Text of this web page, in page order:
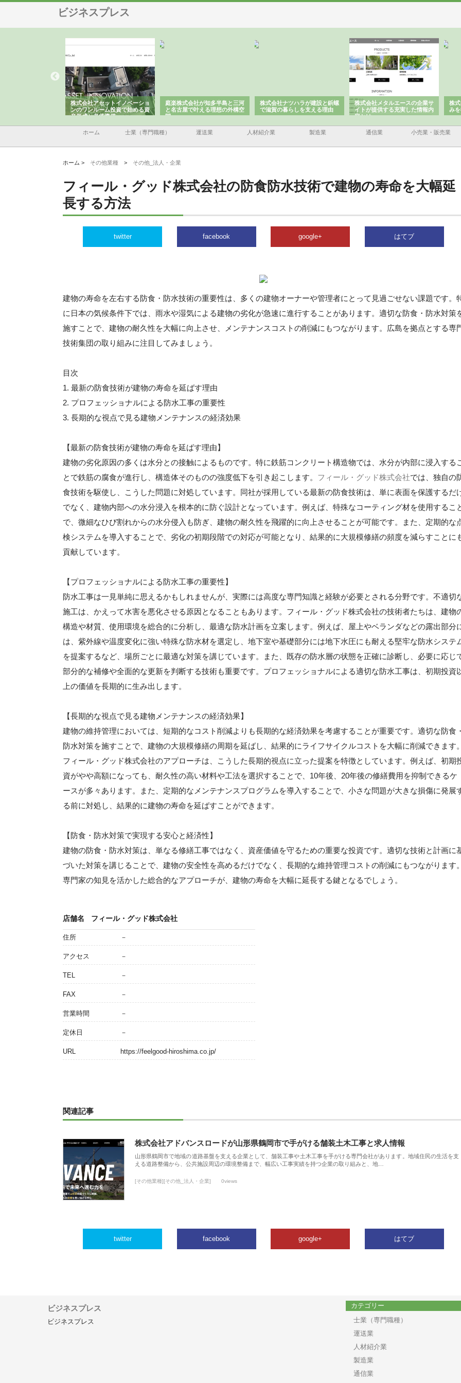
ビジネスプレス
株式会社アセットイノベーショ
ンのワンルーム投資で始める資
産形成と老後準備
庭楽株式会社が知多半島と三河
と名古屋で叶える理想の外構空
間
株式会社ナツハラが建設と鋲螺
で滋賀の暮らしを支える理由
株式会社メタルエースの企業サ
イトが提供する充実した情報内
容とは
株
み
ホーム 士業（専門職種） 運送業 人材紹介業 製造業 通信業 小売業・販売業
ホーム > その他業種 > その他_法人・企業
フィール・グッド株式会社の防食防水技術で建物の寿命を大幅延
長する方法
twitter facebook google+ はてブ
建物の寿命を左右する防食・防水技術の重要性は、多くの建物オーナーや管理者にとって見過ごせない課題です。
に日本の気候条件下では、雨水や湿気による建物の劣化が急速に進行することがあります。適切な防食・防水対策
施すことで、建物の耐久性を大幅に向上させ、メンテナンスコストの削減にもつながります。広島を拠点とする専
技術集団の取り組みに注目してみましょう。
目次
1. 最新の防食技術が建物の寿命を延ばす理由
2. プロフェッショナルによる防水工事の重要性
3. 長期的な視点で見る建物メンテナンスの経済効果
【最新の防食技術が建物の寿命を延ばす理由】
建物の劣化原因の多くは水分との接触によるものです。特に鉄筋コンクリート構造物では、水分が内部に浸入する
とで鉄筋の腐食が進行し、構造体そのものの強度低下を引き起こします。 フィール・グッド株式会社では、独自の
食技術を駆使し、こうした問題に対処しています。同社が採用している最新の防食技術は、単に表面を保護するだ
でなく、建物内部への水分浸入を根本的に防ぐ設計となっています。例えば、特殊なコーティング材を使用するこ
で、微細なひび割れからの水分侵入も防ぎ、建物の耐久性を飛躍的に向上させることが可能です。また、定期的な
検システムを導入することで、劣化の初期段階での対応が可能となり、結果的に大規模修繕の頻度を減らすことに
貢献しています。
【プロフェッショナルによる防水工事の重要性】
防水工事は一見単純に思えるかもしれませんが、実際には高度な専門知識と経験が必要とされる分野です。不適切
施工は、かえって水害を悪化させる原因となることもあります。フィール・グッド株式会社の技術者たちは、建物
構造や材質、使用環境を総合的に分析し、最適な防水計画を立案します。例えば、屋上やベランダなどの露出部分
は、紫外線や温度変化に強い特殊な防水材を選定し、地下室や基礎部分には地下水圧にも耐える堅牢な防水システ
を提案するなど、場所ごとに最適な対策を講じています。また、既存の防水層の状態を正確に診断し、必要に応じ
部分的な補修や全面的な更新を判断する技術も重要です。プロフェッショナルによる適切な防水工事は、初期投資
上の価値を長期的に生み出します。
【長期的な視点で見る建物メンテナンスの経済効果】
建物の維持管理においては、短期的なコスト削減よりも長期的な経済効果を考慮することが重要です。適切な防食・
防水対策を施すことで、建物の大規模修繕の周期を延ばし、結果的にライフサイクルコストを大幅に削減できます。
フィール・グッド株式会社のアプローチは、こうした長期的視点に立った提案を特徴としています。例えば、初期
資がやや高額になっても、耐久性の高い材料や工法を選択することで、10年後、20年後の修繕費用を抑制できるケ
ースが多々あります。また、定期的なメンテナンスプログラムを導入することで、小さな問題が大きな損傷に発展
る前に対処し、結果的に建物の寿命を延ばすことができます。
【防食・防水対策で実現する安心と経済性】
建物の防食・防水対策は、単なる修繕工事ではなく、資産価値を守るための重要な投資です。適切な技術と計画に
づいた対策を講じることで、建物の安全性を高めるだけでなく、長期的な維持管理コストの削減にもつながります。
専門家の知見を活かした総合的なアプローチが、建物の寿命を大幅に延長する鍵となるでしょう。
店舗名 フィール・グッド株式会社
住所 －
アクセス －
TEL －
FAX －
営業時間 －
定休日 －
URL https://feelgood-hiroshima.co.jp/
関連記事
株式会社アドバンスロードが山形県鶴岡市で手がける舗装土木工事と求人情報
山形県鶴岡市で地域の道路基盤を支える企業として、舗装工事や土木工事を手がける専門会社があります。地域住民の生活を支
える道路整備から、公共施設周辺の環境整備まで、幅広い工事実績を持つ企業の取り組みと、地…
[その他業種][その他_法人・企業] 0views
twitter facebook google+ はてブ
ビジネスプレス
ビジネスプレス
カテゴリー
士業（専門職種）
運送業
人材紹介業
製造業
通信業